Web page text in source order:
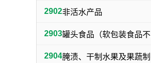
2902非活水产品
2903
2904